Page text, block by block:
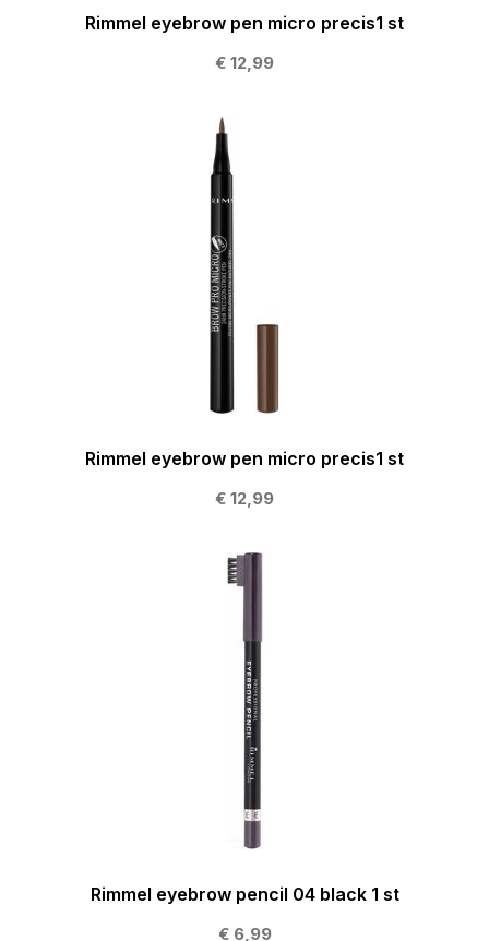
Rimmel eyebrow pen micro precis1 st
€ 12,99
Rimmel eyebrow pen micro precis1 st
€ 12,99
Rimmel eyebrow pencil 04 black 1 st
€ 6,99